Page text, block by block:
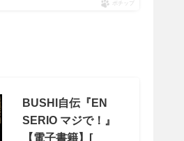
ポチップ
BUSHI自伝『EN
SERIO マジで！』
【電子書籍】[